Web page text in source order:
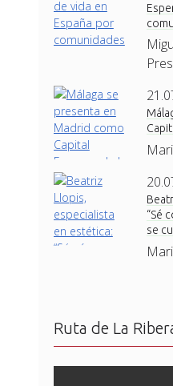
“Sé
se
Ruta de La